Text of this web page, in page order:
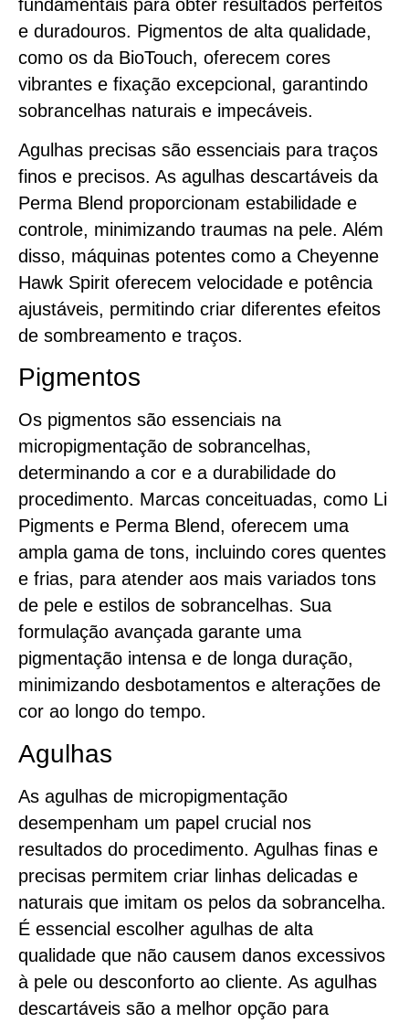
fundamentais para obter resultados perfeitos
e duradouros. Pigmentos de alta qualidade,
como os da BioTouch, oferecem cores
vibrantes e fixação excepcional, garantindo
sobrancelhas naturais e impecáveis.
Agulhas precisas são essenciais para traços
finos e precisos. As agulhas descartáveis da
Perma Blend proporcionam estabilidade e
controle, minimizando traumas na pele. Além
disso, máquinas potentes como a Cheyenne
Hawk Spirit oferecem velocidade e potência
ajustáveis, permitindo criar diferentes efeitos
de sombreamento e traços.
Pigmentos
Os pigmentos são essenciais na
micropigmentação de sobrancelhas,
determinando a cor e a durabilidade do
procedimento. Marcas conceituadas, como Li
Pigments e Perma Blend, oferecem uma
ampla gama de tons, incluindo cores quentes
e frias, para atender aos mais variados tons
de pele e estilos de sobrancelhas. Sua
formulação avançada garante uma
pigmentação intensa e de longa duração,
minimizando desbotamentos e alterações de
cor ao longo do tempo.
Agulhas
As agulhas de micropigmentação
desempenham um papel crucial nos
resultados do procedimento. Agulhas finas e
precisas permitem criar linhas delicadas e
naturais que imitam os pelos da sobrancelha.
É essencial escolher agulhas de alta
qualidade que não causem danos excessivos
à pele ou desconforto ao cliente. As agulhas
descartáveis são a melhor opção para